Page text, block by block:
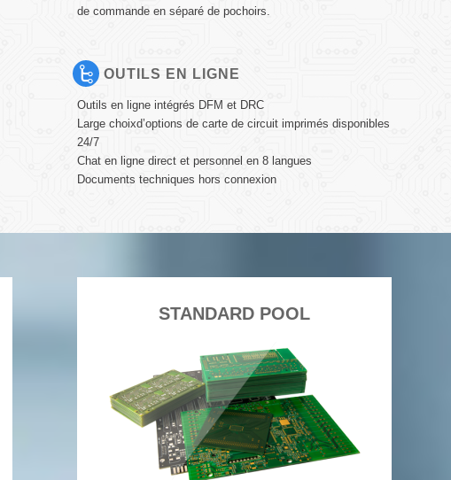
de commande en séparé de pochoirs.
OUTILS EN LIGNE
Outils en ligne intégrés DFM et DRC
Large choixd’options de carte de circuit imprimés disponibles
24/7
Chat en ligne direct et personnel en 8 langues
Documents techniques hors connexion
STANDARD POOL